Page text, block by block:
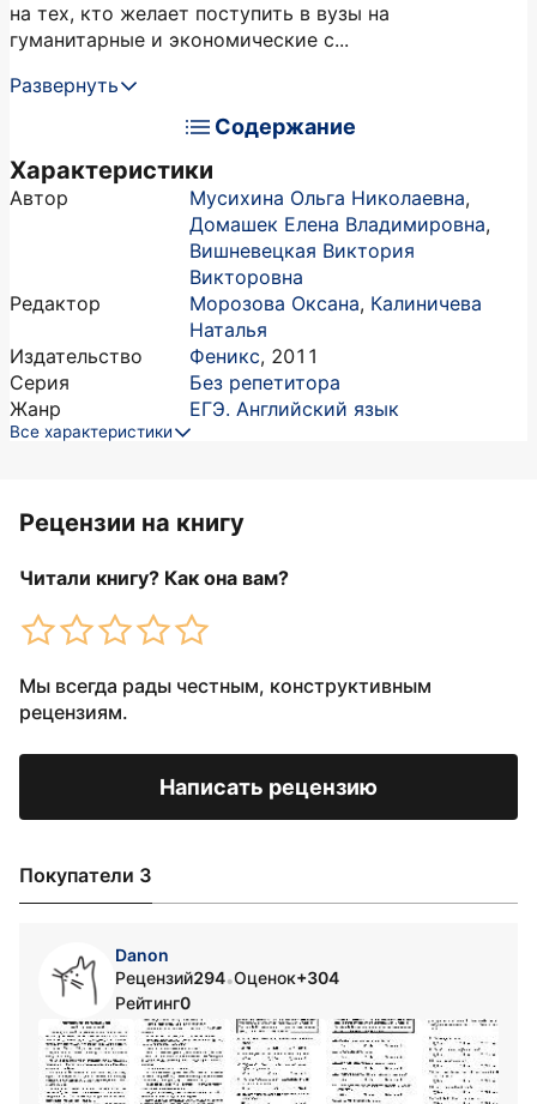
на тех, кто желает поступить в вузы на
гуманитарные и экономические с...
Развернуть
Содержание
Характеристики
Автор Мусихина Ольга Николаевна,
Домашек Елена Владимировна,
Вишневецкая Виктория
Викторовна
Редактор
Морозова Оксана, Калиничева
Наталья
Издательство
Феникс, 2011
Серия
Без репетитора
Жанр
ЕГЭ. Английский язык
Все характеристики
Рецензии на книгу
Читали книгу? Как она вам?
Мы всегда рады честным, конструктивным
рецензиям.
Написать рецензию
Покупатели 3
Danon
Рецензий294•Оценок+304
Рейтинг0